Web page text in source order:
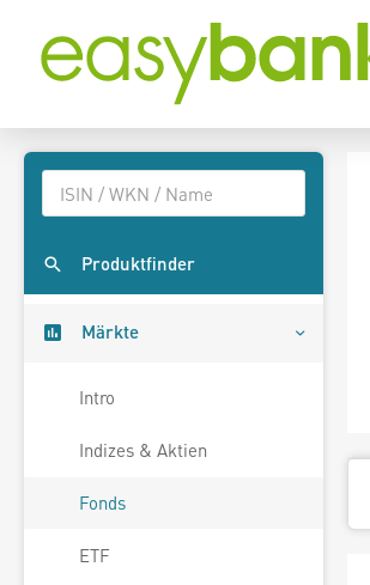
Produktfinder
Märkte
Intro
Indizes & Aktien
Fonds
ETF